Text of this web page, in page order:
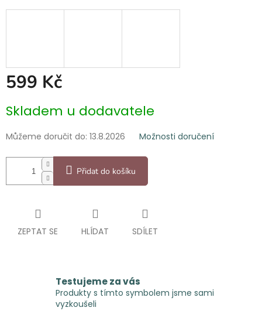
599 Kč
cena:
Skladem u dodavatele
Můžeme doručit do: 13.8.2026 Možnosti doručení
Přidat do košíku
ZEPTAT SE HLÍDAT SDÍLET
Testujeme za vás
Produkty s tímto symbolem jsme sami
vyzkoušeli